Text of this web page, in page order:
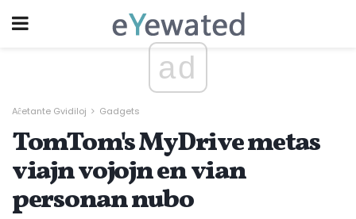
ad
Aĉetante Gvidiloj Gadgets
TomTom's MyDrive metas
viajn vojojn en vian
personan nubo